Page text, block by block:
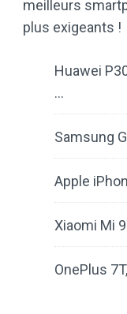
meilleurs
plus exigeants !
Huawei
…
Samsung
Apple
Xiaomi Mi
OnePlus